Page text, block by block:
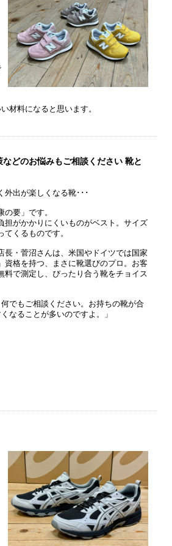
材料になると思います。
どのお悩みもご相談ください 靴と
外出が楽しくなる靴･･･
要」です。
担がかかりにくいものがベスト。サイズ
くるものです。
長・菅沼さんは、米国やドイツでは国家
資格を持つ、まさに靴選びのプロ。お客
料で測定し、ぴったり合う靴をチョイス
でもご相談ください。お持ちの靴が合
なることが多いのですよ。」